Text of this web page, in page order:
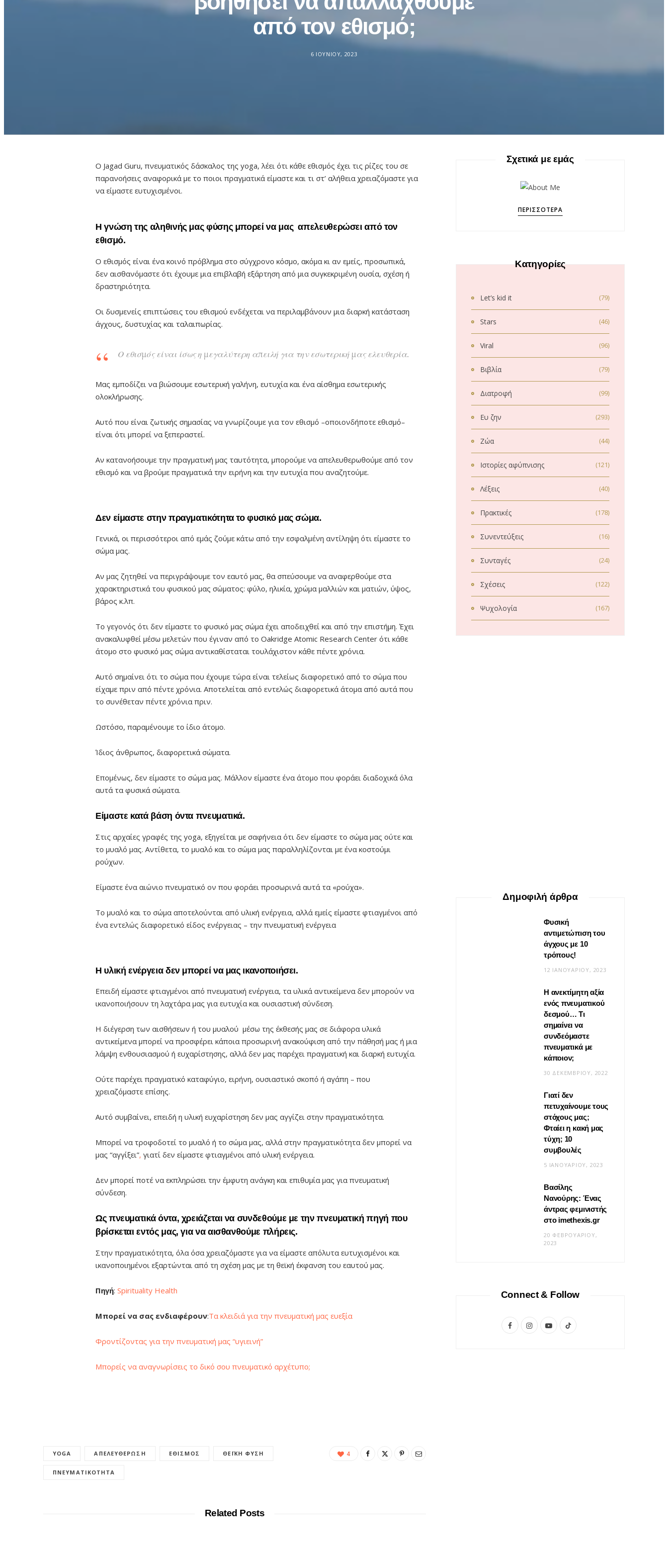
από τον εθισμό;
6 ΙΟΥΝΊΟΥ, 2023
Ο Jagad Guru, πνευματικός δάσκαλος της yoga, λέει ότι κάθε εθισμός έχει τις ρίζες του σε
παρανοήσεις αναφορικά με το ποιοι πραγματικά είμαστε και τι στ’ αλήθεια χρειαζόμαστε για
να είμαστε ευτυχισμένοι.
Η γνώση της αληθινής μας φύσης μπορεί να μας απελευθερώσει από τον
εθισμό.
Ο εθισμός είναι ένα κοινό πρόβλημα στο σύγχρονο κόσμο, ακόμα κι αν εμείς, προσωπικά,
δεν αισθανόμαστε ότι έχουμε μια επιβλαβή εξάρτηση από μια συγκεκριμένη ουσία, σχέση ή
δραστηριότητα.
Οι δυσμενείς επιπτώσεις του εθισμού ενδέχεται να περιλαμβάνουν μια διαρκή κατάσταση
άγχους, δυστυχίας και ταλαιπωρίας.
Ο εθισμός είναι ίσως η μεγαλύτερη απειλή για την εσωτερική μας ελευθερία.
Μας εμποδίζει να βιώσουμε εσωτερική γαλήνη, ευτυχία και ένα αίσθημα εσωτερικής
ολοκλήρωσης.
Αυτό που είναι ζωτικής σημασίας να γνωρίζουμε για τον εθισμό –οποιονδήποτε εθισμό–
είναι ότι μπορεί να ξεπεραστεί.
Αν κατανοήσουμε την πραγματική μας ταυτότητα, μπορούμε να απελευθερωθούμε από τον
εθισμό και να βρούμε πραγματικά την ειρήνη και την ευτυχία που αναζητούμε.
Δεν είμαστε στην πραγματικότητα το φυσικό μας σώμα.
Γενικά, οι περισσότεροι από εμάς ζούμε κάτω από την εσφαλμένη αντίληψη ότι είμαστε το
σώμα μας.
Αν μας ζητηθεί να περιγράψουμε τον εαυτό μας, θα σπεύσουμε να αναφερθούμε στα
χαρακτηριστικά του φυσικού μας σώματος: φύλο, ηλικία, χρώμα μαλλιών και ματιών, ύψος,
βάρος κ.λπ.
Το γεγονός ότι δεν είμαστε το φυσικό μας σώμα έχει αποδειχθεί και από την επιστήμη. Έχει
ανακαλυφθεί μέσω μελετών που έγιναν από το Oakridge Atomic Research Center ότι κάθε
άτομο στο φυσικό μας σώμα αντικαθίσταται τουλάχιστον κάθε πέντε χρόνια.
Αυτό σημαίνει ότι το σώμα που έχουμε τώρα είναι τελείως διαφορετικό από το σώμα που
είχαμε πριν από πέντε χρόνια. Αποτελείται από εντελώς διαφορετικά άτομα από αυτά που
το συνέθεταν πέντε χρόνια πριν.
Ωστόσο, παραμένουμε το ίδιο άτομο.
Ίδιος άνθρωπος, διαφορετικά σώματα.
Επομένως, δεν είμαστε το σώμα μας. Μάλλον είμαστε ένα άτομο που φοράει διαδοχικά όλα
αυτά τα φυσικά σώματα.
Είμαστε κατά βάση όντα πνευματικά.
Στις αρχαίες γραφές της yoga, εξηγείται με σαφήνεια ότι δεν είμαστε το σώμα μας ούτε και
το μυαλό μας. Αντίθετα, το μυαλό και το σώμα μας παραλληλίζονται με ένα κοστούμι
ρούχων.
Είμαστε ένα αιώνιο πνευματικό ον που φοράει προσωρινά αυτά τα «ρούχα».
Το μυαλό και το σώμα αποτελούνται από υλική ενέργεια, αλλά εμείς είμαστε φτιαγμένοι από
ένα εντελώς διαφορετικό είδος ενέργειας – την πνευματική ενέργεια
Η υλική ενέργεια δεν μπορεί να μας ικανοποιήσει.
Επειδή είμαστε φτιαγμένοι από πνευματική ενέργεια, τα υλικά αντικείμενα δεν μπορούν να
ικανοποιήσουν τη λαχτάρα μας για ευτυχία και ουσιαστική σύνδεση.
Η διέγερση των αισθήσεων ή του μυαλού μέσω της έκθεσής μας σε διάφορα υλικά
αντικείμενα μπορεί να προσφέρει κάποια προσωρινή ανακούφιση από την πάθησή μας ή μια
λάμψη ενθουσιασμού ή ευχαρίστησης, αλλά δεν μας παρέχει πραγματική και διαρκή ευτυχία.
Ούτε παρέχει πραγματικό καταφύγιο, ειρήνη, ουσιαστικό σκοπό ή αγάπη – που
χρειαζόμαστε επίσης.
Αυτό συμβαίνει, επειδή η υλική ευχαρίστηση δεν μας αγγίζει στην πραγματικότητα.
Μπορεί να τροφοδοτεί το μυαλό ή το σώμα μας, αλλά στην πραγματικότητα δεν μπορεί να
μας “αγγίξει”, γιατί δεν είμαστε φτιαγμένοι από υλική ενέργεια.
Δεν μπορεί ποτέ να εκπληρώσει την έμφυτη ανάγκη και επιθυμία μας για πνευματική
σύνδεση.
Ως πνευματικά όντα, χρειάζεται να συνδεθούμε με την πνευματική πηγή που
βρίσκεται εντός μας, για να αισθανθούμε πλήρεις.
Στην πραγματικότητα, όλα όσα χρειαζόμαστε για να είμαστε απόλυτα ευτυχισμένοι και
ικανοποιημένοι εξαρτώνται από τη σχέση μας με τη θεϊκή έκφανση του εαυτού μας.
Πηγή: Spirituality Health
Μπορεί να σας ενδιαφέρουν:Τα κλειδιά για την πνευματική μας ευεξία
Φροντίζοντας για την πνευματική μας “υγιεινή”
Μπορείς να αναγνωρίσεις το δικό σου πνευματικό αρχέτυπο;
YOGA ΑΠΕΛΕΥΘΈΡΩΣΗ ΕΘΙΣΜΌΣ ΘΕΪΚΉ ΦΎΣΗ
ΠΝΕΥΜΑΤΙΚΌΤΗΤΑ
4
Related Posts
Σχετικά με εμάς
ΠΕΡΙΣΣΌΤΕΡΑ
Κατηγορίες
Let’s kid it (79)
Stars (46)
Viral (96)
Βιβλία (79)
Διατροφή (99)
Ευ ζην (293)
Ζώα (44)
Ιστορίες αφύπνισης (121)
Λέξεις (40)
Πρακτικές (178)
Συνεντεύξεις (16)
Συνταγές (24)
Σχέσεις (122)
Ψυχολογία (167)
Βίντεο: Μεταμόρφωσε το
φουλάρι σου σε κιμονό
20 ΜΑΪ́ΟΥ, 2026
ΣΧΈΣΕΙΣ
Η φροντίδα δεν είναι «δώσ’ το
Δημοφιλή άρθρα
Φυσική
αντιμετώπιση του
άγχους με 10
τρόπους!
12 ΙΑΝΟΥΑΡΊΟΥ, 2023
Η ανεκτίμητη αξία
ενός πνευματικού
δεσμού… Τι
σημαίνει να
συνδεόμαστε
πνευματικά με
κάποιον;
30 ΔΕΚΕΜΒΡΊΟΥ, 2022
Γιατί δεν
πετυχαίνουμε τους
στόχους μας;
Φταίει η κακή μας
τύχη; 10
συμβουλές
5 ΙΑΝΟΥΑΡΊΟΥ, 2023
Βασίλης
Νανούρης: Ένας
άντρας φεμινιστής
στο imethexis.gr
20 ΦΕΒΡΟΥΑΡΊΟΥ,
2023
Connect & Follow
F
I
Y
T